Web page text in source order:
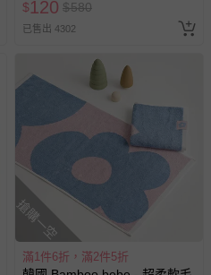
但因為氣候、光線亮度，以及
及解析度不同，與實際成品還
用期喔
媽咪如欲退換貨，所
並且完整包裝。
須保持商品本體、附件、內外包
隨附文件或資料的完整性，切
。
的外包裝紙箱或包裝袋，在上
$120 $580
已售出 4302
搶購一空
滿1件6折，滿2件5折